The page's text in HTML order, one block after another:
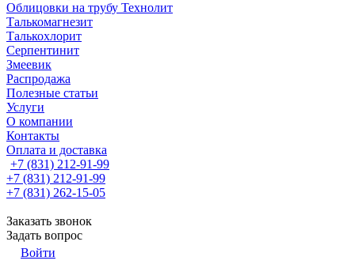
Облицовки на трубу Технолит
Талькомагнезит
Талькохлорит
Серпентинит
Змеевик
Распродажа
Полезные статьи
Услуги
О компании
Контакты
Оплата и доставка
+7 (831) 212-91-99
+7 (831) 212-91-99
+7 (831) 262-15-05
Заказать звонок
Задать вопрос
Войти